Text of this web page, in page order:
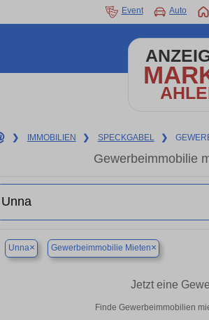
Event Auto
❯ IMMOBILIEN ❯ SPECKGABEL ❯
Gewerbeimmobilie
Unna× Gewerbeimmobilie Mieten×
Jetzt eine
Finde Gewerbeimmobilien